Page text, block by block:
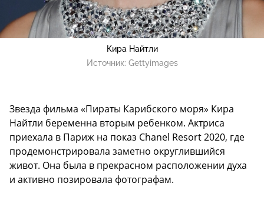
Кира Найтли
Источник: Gettyimages
Звезда фильма «Пираты Карибского моря» Кира
Найтли беременна вторым ребенком. Актриса
приехала в Париж на показ Chanel Resort 2020, где
продемонстрировала заметно округлившийся
живот. Она была в прекрасном расположении духа
и активно позировала фотографам.